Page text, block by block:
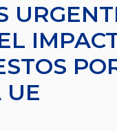
UE